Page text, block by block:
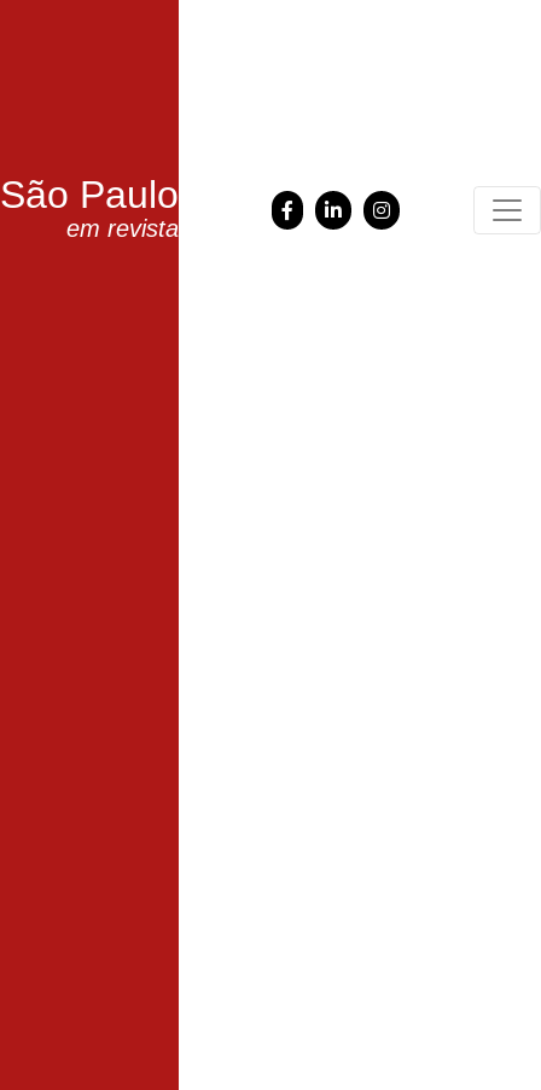
São Paulo
em revista